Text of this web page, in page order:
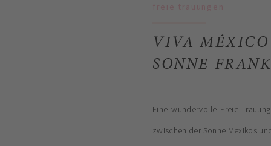
Eine wundervolle Freie
zwischen der Sonne Mexikos
VIVA
SONNE